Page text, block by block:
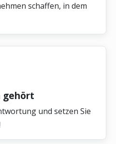
schaffen, in dem
gehört
und setzen Sie